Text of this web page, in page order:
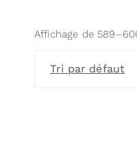
Affichage de
Tri par défaut